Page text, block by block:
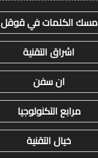
مسك الكلمات في قوقل
اشراق التقنية
ان سفن
مرابع التكنولوجيا
خيال التقنية